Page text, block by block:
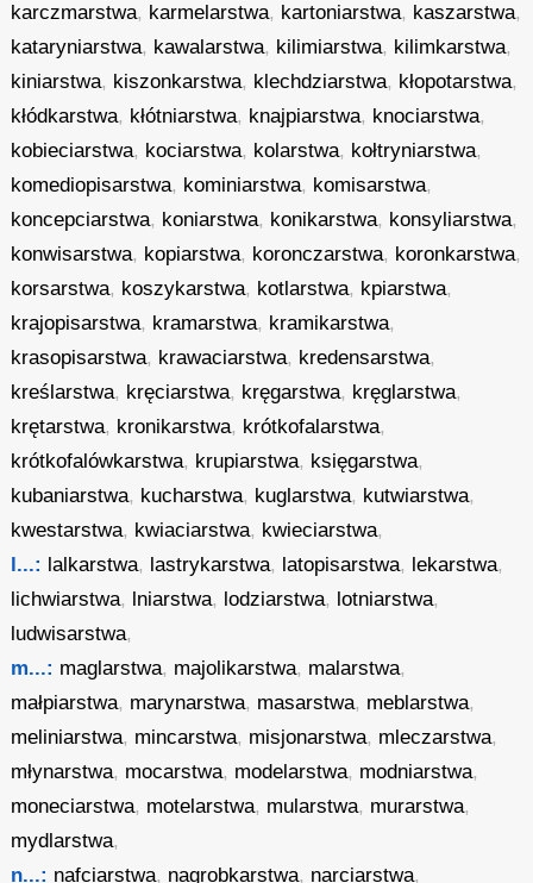
karczmarstwa, karmelarstwa, kartoniarstwa, kaszarstwa,
kataryniarstwa, kawalarstwa, kilimiarstwa, kilimkarstwa,
kiniarstwa, kiszonkarstwa, klechdziarstwa, kłopotarstwa,
kłódkarstwa, kłótniarstwa, knajpiarstwa, knociarstwa,
kobieciarstwa, kociarstwa, kolarstwa, kołtryniarstwa,
komediopisarstwa, kominiarstwa, komisarstwa,
koncepciarstwa, koniarstwa, konikarstwa, konsyliarstwa,
konwisarstwa, kopiarstwa, koronczarstwa, koronkarstwa,
korsarstwa, koszykarstwa, kotlarstwa, kpiarstwa,
krajopisarstwa, kramarstwa, kramikarstwa,
krasopisarstwa, krawaciarstwa, kredensarstwa,
kreślarstwa, kręciarstwa, kręgarstwa, kręglarstwa,
krętarstwa, kronikarstwa, krótkofalarstwa,
krótkofalówkarstwa, krupiarstwa, księgarstwa,
kubaniarstwa, kucharstwa, kuglarstwa, kutwiarstwa,
kwestarstwa, kwiaciarstwa, kwieciarstwa,
l...: lalkarstwa, lastrykarstwa, latopisarstwa, lekarstwa,
lichwiarstwa, lniarstwa, lodziarstwa, lotniarstwa,
ludwisarstwa,
m...: maglarstwa, majolikarstwa, malarstwa,
małpiarstwa, marynarstwa, masarstwa, meblarstwa,
meliniarstwa, mincarstwa, misjonarstwa, mleczarstwa,
młynarstwa, mocarstwa, modelarstwa, modniarstwa,
moneciarstwa, motelarstwa, mularstwa, murarstwa,
mydlarstwa,
n...: nafciarstwa, nagrobkarstwa, narciarstwa,